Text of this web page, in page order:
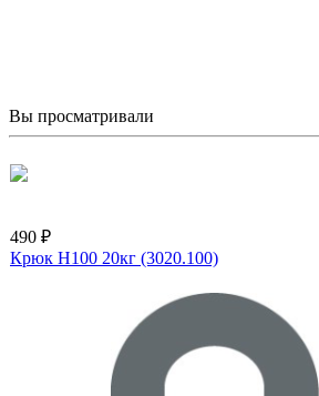
Вы просматривали
490 ₽
Крюк H100 20кг (3020.100)